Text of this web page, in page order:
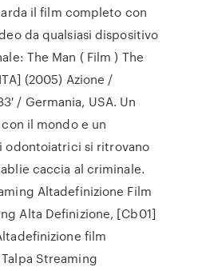
il film completo con
da qualsiasi dispositivo
The Man ( Film ) The
(2005) Azione /
/ Germania, USA. Un
il mondo e un
si ritrovano
caccia al criminale.
Altadefinizione Film
Alta Definizione, [Cb01]
film
Streaming